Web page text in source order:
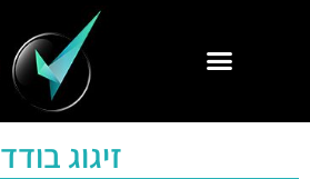
זיגוג בודד